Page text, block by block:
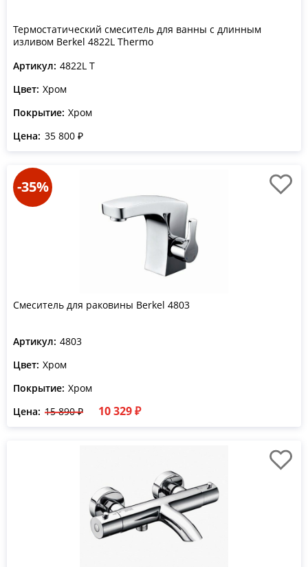
Термостатический смеситель для ванны с длинным
изливом Berkel 4822L Thermo
Артикул: 4822L T
Цвет: Хром
Покрытие: Хром
Цена: 35 800 ₽
-35%
Смеситель для раковины Berkel 4803
Артикул: 4803
Цвет: Хром
Покрытие: Хром
Цена: 15 890 ₽ 10 329 ₽